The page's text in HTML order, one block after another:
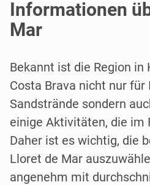
Informationen
Mar
Bekannt ist die Region in
Costa Brava nicht nur
Sandstrände sondern
einige Aktivitäten, die im
Daher ist es wichtig, die
Lloret de Mar
angenehm mit